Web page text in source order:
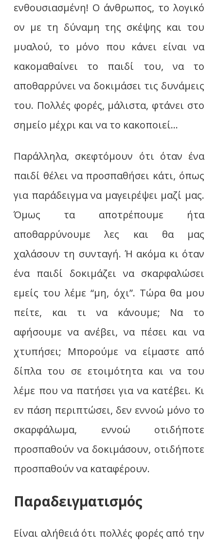
ενθουσιασμένη! Ο άνθρωπος, το λογικό
ον με τη δύναμη της σκέψης και του
μυαλού, το μόνο που κάνει είναι να
κακομαθαίνει το παιδί του, να το
αποθαρρύνει να δοκιμάσει τις δυνάμεις
του. Πολλές φορές, μάλιστα, φτάνει στο
σημείο μέχρι και να το κακοποιεί…
Παράλληλα, σκεφτόμουν ότι όταν ένα
παιδί θέλει να προσπαθήσει κάτι, όπως
για παράδειγμα να μαγειρέψει μαζί μας.
Όμως τα αποτρέπουμε ήτα
αποθαρρύνουμε λες και θα μας
χαλάσουν τη συνταγή. Ή ακόμα κι όταν
ένα παιδί δοκιμάζει να σκαρφαλώσει
εμείς του λέμε “μη, όχι”. Τώρα θα μου
πείτε, και τι να κάνουμε; Να το
αφήσουμε να ανέβει, να πέσει και να
χτυπήσει; Μπορούμε να είμαστε από
δίπλα του σε ετοιμότητα και να του
λέμε που να πατήσει για να κατέβει. Κι
εν πάση περιπτώσει, δεν εννοώ μόνο το
σκαρφάλωμα, εννοώ οτιδήποτε
προσπαθούν να δοκιμάσουν, οτιδήποτε
προσπαθούν να καταφέρουν.
Παραδειγματισμός
Είναι αλήθειά ότι πολλές φορές από την